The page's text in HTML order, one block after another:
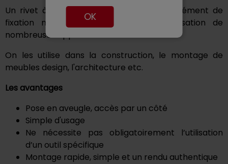
OK
Un rivet à frapper à tête plate est un élément de
fixation mécanique qui permet la réalisation de
nombreuses applications
On les utilise dans la construction, le montage de
meubles design, l'architecture etc.
Les avantages
Pose en aveugle, accès par un côté
Simple d'usage
Ne nécessite pas obligatoirement l’utilisation
d’un outil spécifique
Montage rapide, simple et un rendu authentique